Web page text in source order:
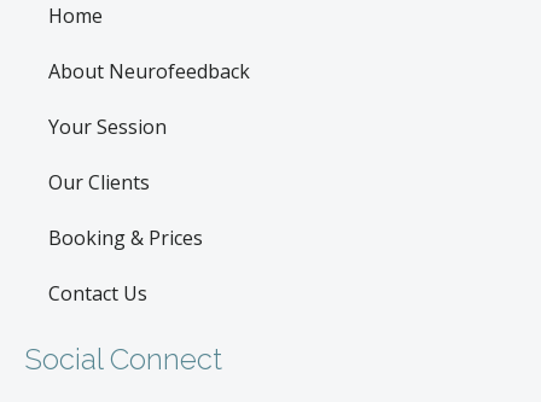
Home
About Neurofeedback
Your Session
Our Clients
Booking & Prices
Contact Us
Social Connect